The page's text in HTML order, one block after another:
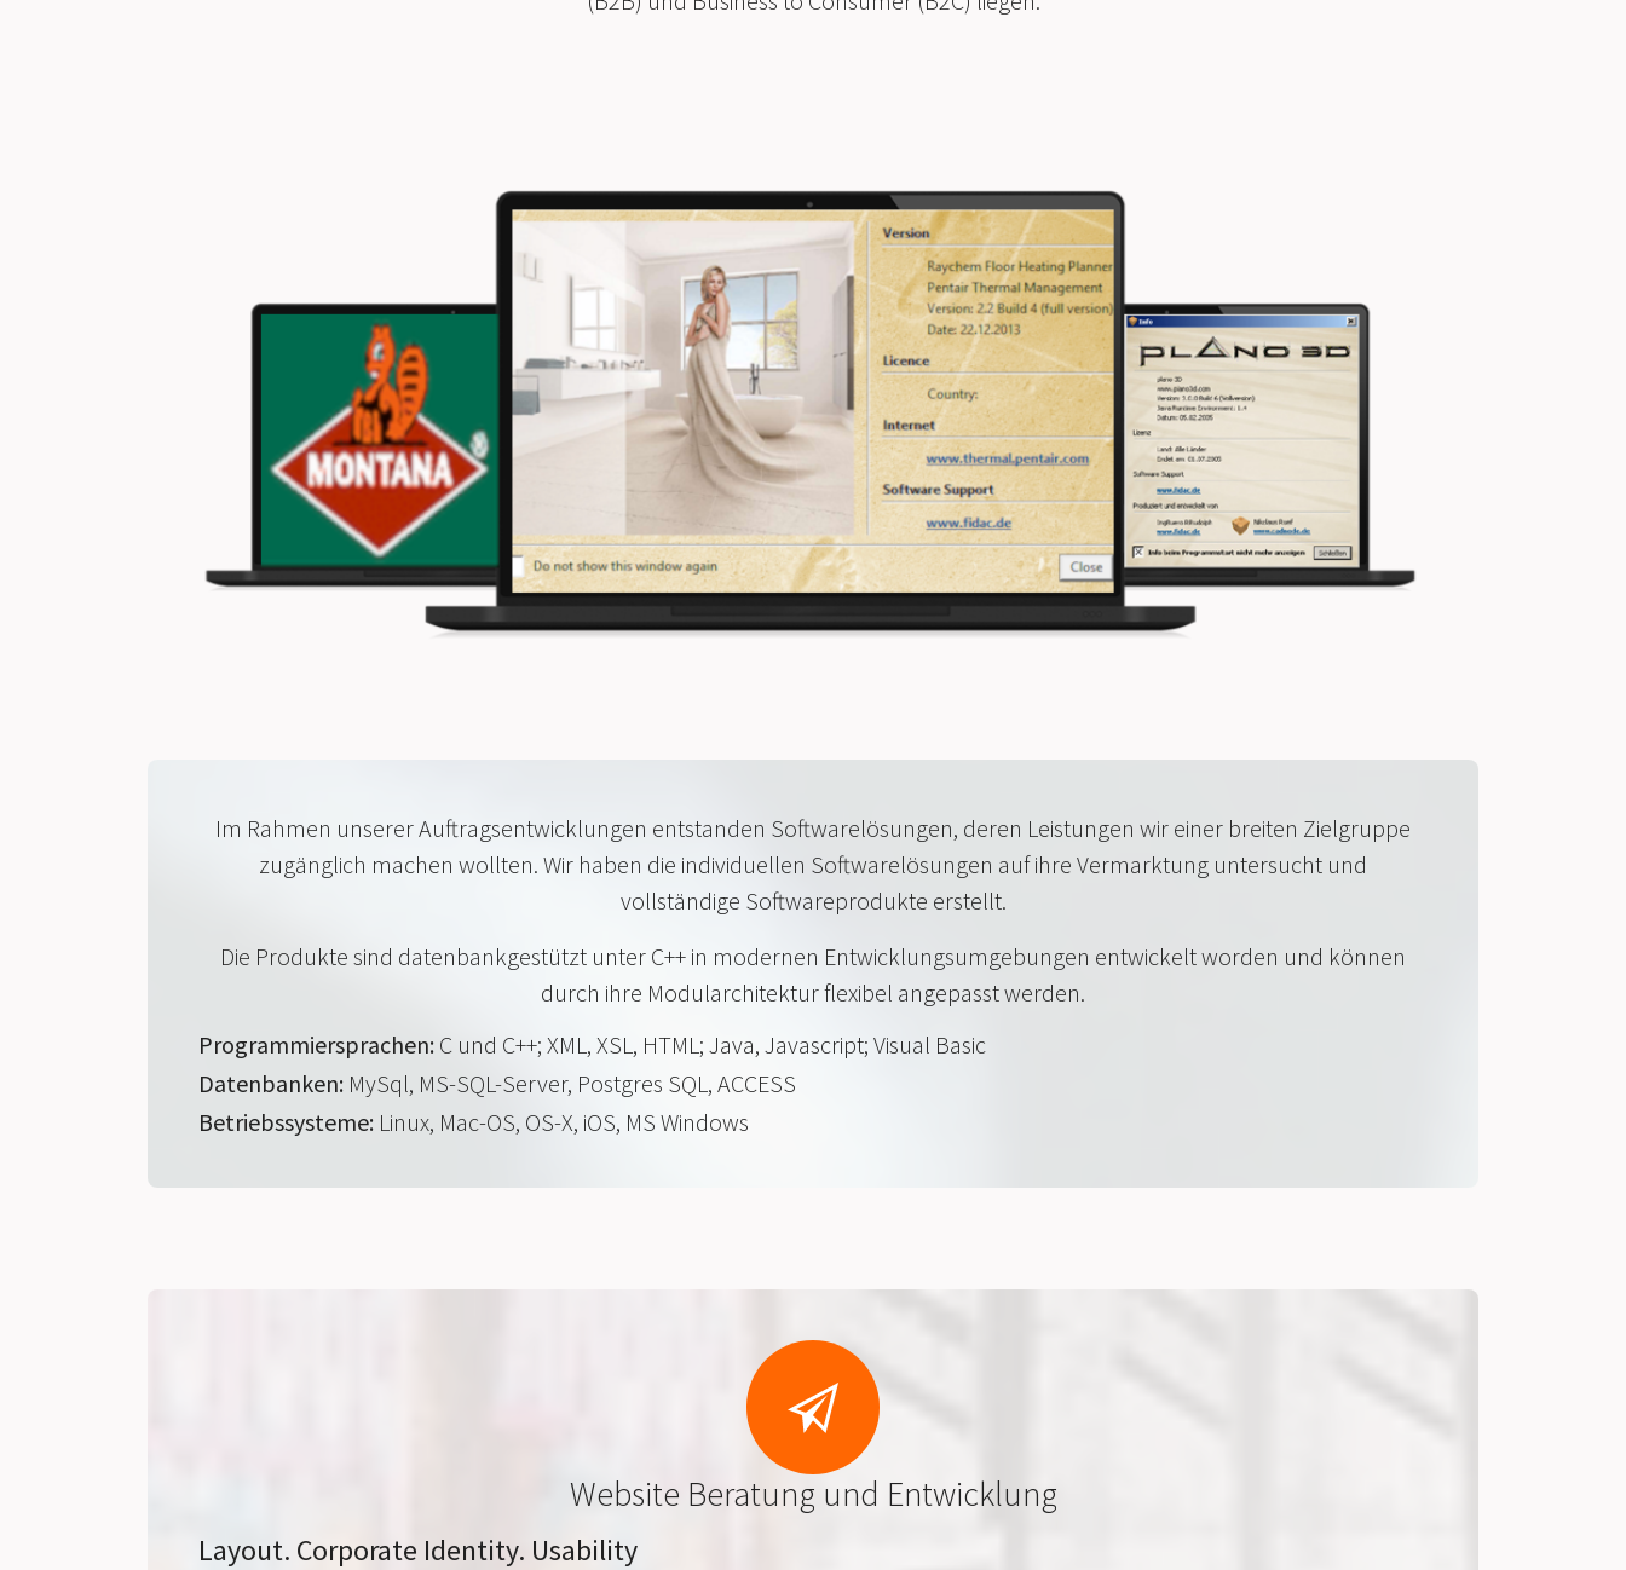
Im Rahmen unserer Auftragsentwicklungen entstanden Softwarelösungen, deren Leistungen wir einer breiten Zielgruppe
zugänglich machen wollten. Wir haben die individuellen Softwarelösungen auf ihre Vermarktung untersucht und
vollständige Softwareprodukte erstellt.
Die Produkte sind datenbankgestützt unter C++ in modernen Entwicklungsumgebungen entwickelt worden und können
durch ihre Modularchitektur flexibel angepasst werden.
Programmiersprachen: C und C++; XML, XSL, HTML; Java, Javascript; Visual Basic
Datenbanken: MySql, MS-SQL-Server, Postgres SQL, ACCESS
Betriebssysteme: Linux, Mac-OS, OS-X, iOS, MS Windows
Website Beratung und Entwicklung
Layout. Corporate Identity. Usability